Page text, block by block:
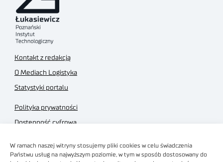
W ramach naszej witryny stosujemy pliki cookies w celu świadczenia
Państwu usług na najwyższym poziomie, w tym w sposób dostosowany do
Kontakt z redakcją
O Mediach Logistyka
Statystyki portalu
Polityka prywatności
Dostępność cyfrowa
Regulamin sklepu